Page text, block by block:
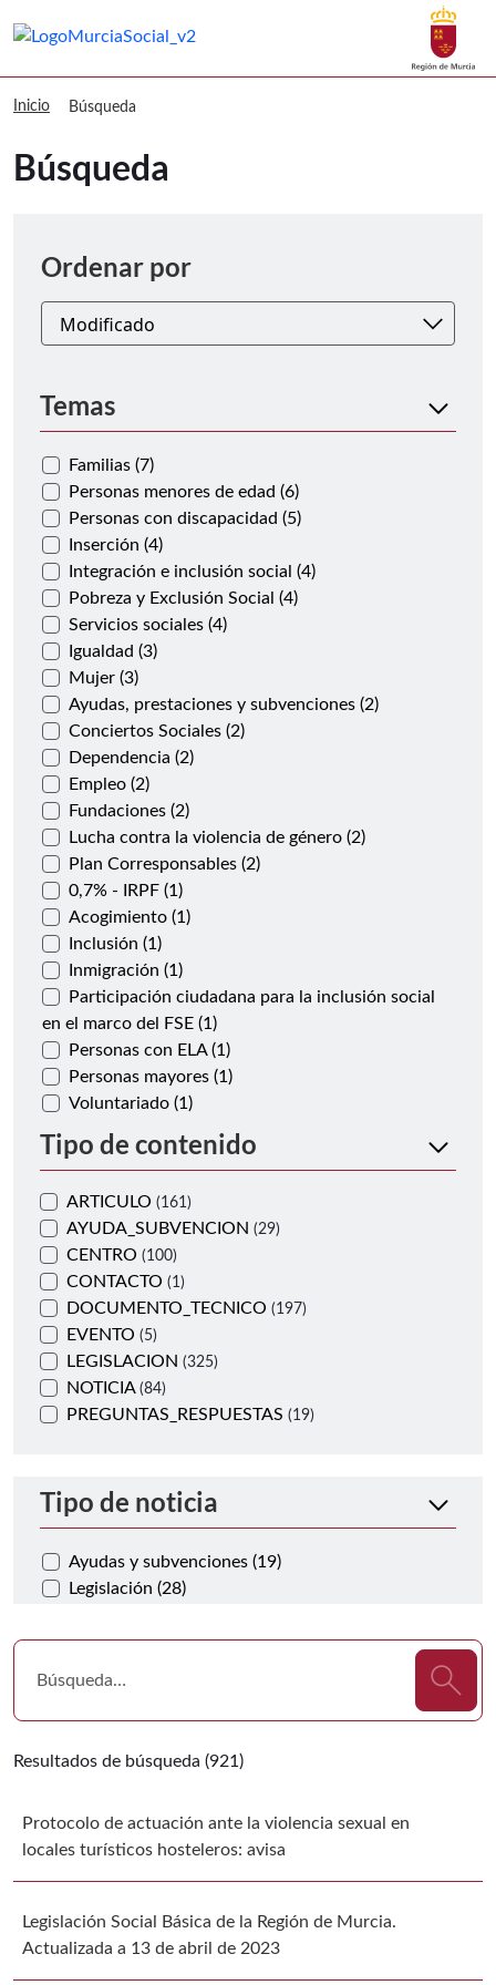
Murcia Social Búsqueda Buscar
Inicio Búsqueda
Búsqueda
Ordenar por
Temas
Familias (7)
Personas menores de edad (6)
Personas con discapacidad (5)
Inserción (4)
Integración e inclusión social (4)
Pobreza y Exclusión Social (4)
Servicios sociales (4)
Igualdad (3)
Mujer (3)
Ayudas, prestaciones y subvenciones (2)
Conciertos Sociales (2)
Dependencia (2)
Empleo (2)
Fundaciones (2)
Lucha contra la violencia de género (2)
Plan Corresponsables (2)
0,7% - IRPF (1)
Acogimiento (1)
Inclusión (1)
Inmigración (1)
Participación ciudadana para la inclusión social
en el marco del FSE (1)
Personas con ELA (1)
Personas mayores (1)
Voluntariado (1)
Tipo de contenido
ARTICULO (161)
AYUDA_SUBVENCION (29)
CENTRO (100)
CONTACTO (1)
DOCUMENTO_TECNICO (197)
EVENTO (5)
LEGISLACION (325)
NOTICIA (84)
PREGUNTAS_RESPUESTAS (19)
Tipo de noticia
Ayudas y subvenciones (19)
Legislación (28)
Resultados de búsqueda (921)
Protocolo de actuación ante la violencia sexual en
locales turísticos hosteleros: avisa
Legislación Social Básica de la Región de Murcia.
Actualizada a 13 de abril de 2023